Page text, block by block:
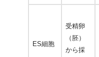
ES細胞
受精卵
（胚）
から採